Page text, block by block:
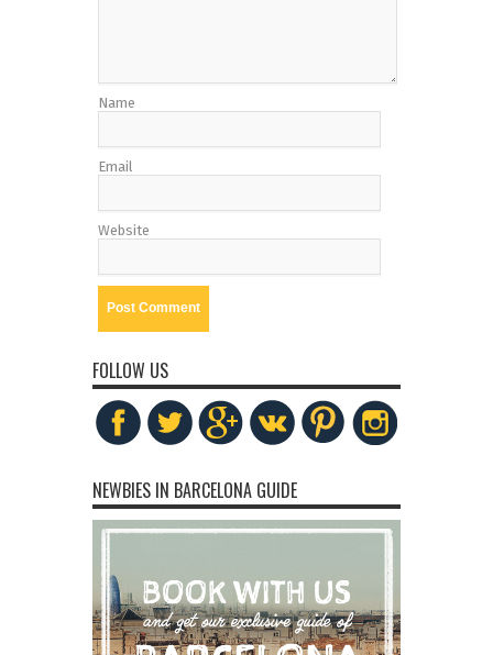
Name
Email
Website
FOLLOW US
NEWBIES IN BARCELONA GUIDE